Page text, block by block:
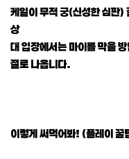
케일이 무적 궁(신성한 심판
상
대 입장에서는 마이를 막을
절로 나옵니다.
이렇게 써먹어봐! (플레이 꿀